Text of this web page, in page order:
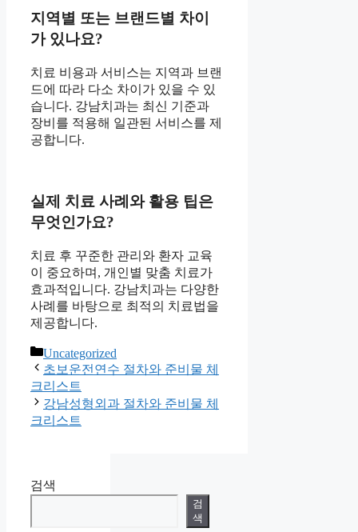
지역별 또는 브랜드별 차이
가 있나요?
치료 비용과 서비스는 지역과 브랜
드에 따라 다소 차이가 있을 수 있
습니다. 강남치과는 최신 기준과
장비를 적용해 일관된 서비스를 제
공합니다.
실제 치료 사례와 활용 팁은
무엇인가요?
치료 후 꾸준한 관리와 환자 교육
이 중요하며, 개인별 맞춤 치료가
효과적입니다. 강남치과는 다양한
사례를 바탕으로 최적의 치료법을
제공합니다.
카
테
고
리
Uncategorized
초보운전연수 절차와 준비물 체
크리스트
강남성형외과 절차와 준비물 체
크리스트
검색
검
색